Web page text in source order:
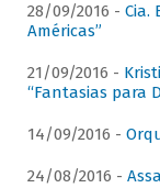
28/09/2016 - Cia.
Américas”
21/09/2016 -
“Fantasias para
14/09/2016 -
24/08/2016 -